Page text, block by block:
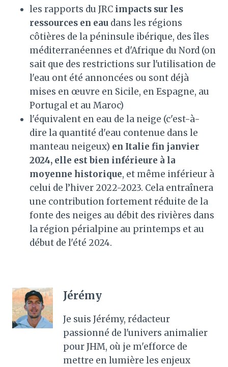
les rapports du JRC impacts sur les
ressources en eau dans les régions
côtières de la péninsule ibérique, des îles
méditerranéennes et d'Afrique du Nord (on
sait que des restrictions sur l'utilisation de
l'eau ont été annoncées ou sont déjà
mises en œuvre en Sicile, en Espagne, au
Portugal et au Maroc)
l'équivalent en eau de la neige (c'est-à-
dire la quantité d'eau contenue dans le
manteau neigeux) en Italie fin janvier
2024, elle est bien inférieure à la
moyenne historique, et même inférieur à
celui de l’hiver 2022-2023. Cela entraînera
une contribution fortement réduite de la
fonte des neiges au débit des rivières dans
la région périalpine au printemps et au
début de l'été 2024.
Jérémy
Je suis Jérémy, rédacteur
passionné de l'univers animalier
pour JHM, où je m'efforce de
mettre en lumière les enjeux